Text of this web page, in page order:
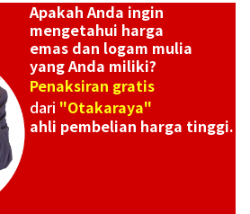
Apakah Anda ingin
mengetahui harga
emas dan logam mulia
yang Anda miliki?
Penaksiran gratis
dari "Otakaraya"
ahli pembelian harga tinggi.